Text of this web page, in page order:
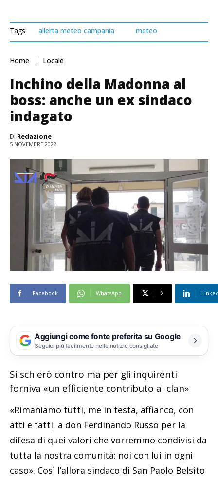
Tags: allerta meteo campania meteo
Home Locale
Inchino della Madonna al
boss: anche un ex sindaco
indagato
Di Redazione
5 NOVEMBRE 2022
Facebook WhatsApp X
Aggiungi come fonte preferita su Google
Seguici più facilmente nelle notizie consigliate
Si schierò contro ma per gli inquirenti
forniva «un efficiente contributo al clan»
«Rimaniamo tutti, me in testa, affianco, con
atti e fatti, a don Ferdinando Russo per la
difesa di quei valori che vorremmo condivisi da
tutta la nostra comunità: noi con lui in ogni
caso». Così l’allora sindaco di San Paolo Belsito